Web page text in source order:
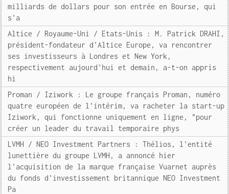
milliards de dollars pour son entrée en Bourse, qui
s'a
Altice / Royaume-Uni / Etats-Unis : M. Patrick DRAHI,
président-fondateur d'Altice Europe, va rencontrer
ses investisseurs à Londres et New York,
respectivement aujourd'hui et demain, a-t-on appris
hi
Proman / Iziwork : Le groupe français Proman, numéro
quatre européen de l'intérim, va racheter la start-up
Iziwork, qui fonctionne uniquement en ligne, "pour
créer un leader du travail temporaire phys
LVMH / NEO Investment Partners : Thélios, l'entité
lunettière du groupe LVMH, a annoncé hier
l'acquisition de la marque française Vuarnet auprès
du fonds d'investissement britannique NEO Investment
Pa